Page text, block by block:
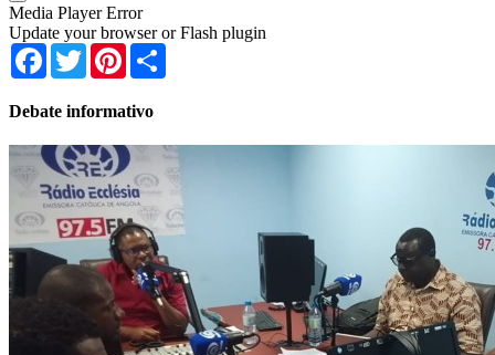
Media Player Error
Update your browser or Flash plugin
Facebook
TwitterPinterest
Debate informativo